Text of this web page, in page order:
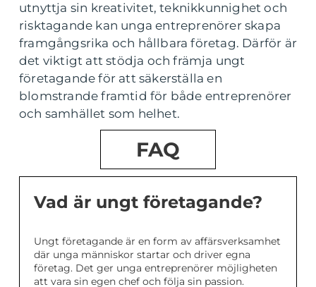
utnyttja sin kreativitet, teknikkunnighet och
risktagande kan unga entreprenörer skapa
framgångsrika och hållbara företag. Därför är
det viktigt att stödja och främja ungt
företagande för att säkerställa en
blomstrande framtid för både entreprenörer
och samhället som helhet.
FAQ
Vad är ungt företagande?
Ungt företagande är en form av affärsverksamhet
där unga människor startar och driver egna
företag. Det ger unga entreprenörer möjligheten
att vara sin egen chef och följa sin passion.